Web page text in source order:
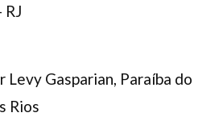
RJ
Levy Gasparian, Paraíba do
Rios